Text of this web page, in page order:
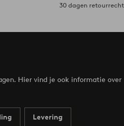
30 dagen
Hier vind je ook informatie over
Levering